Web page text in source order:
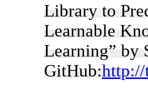
Library to
Learnable
Learning” by
GitHub: